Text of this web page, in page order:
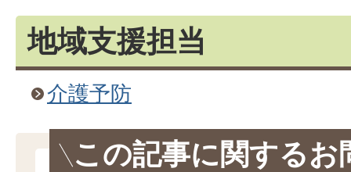
地域支援担当
介護予防
この記事に関するお